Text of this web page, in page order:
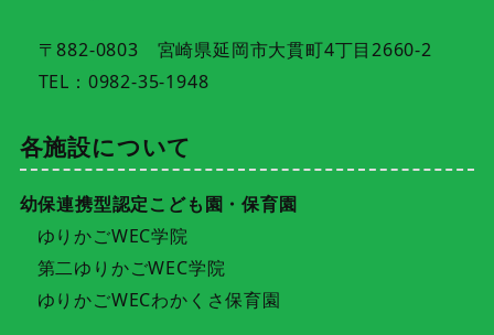
〒882-0803 宮崎県延岡市大貫町4丁目2660-2
TEL：0982-35-1948
各施設について
幼保連携型認定こども園・保育園
ゆりかごWEC学院
第二ゆりかごWEC学院
ゆりかごWECわかくさ保育園